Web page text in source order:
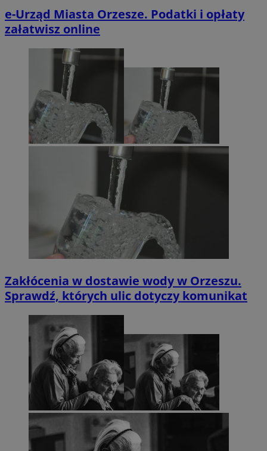
e-Urząd Miasta Orzesze. Podatki i opłaty
załatwisz online
Zakłócenia w dostawie wody w Orzeszu.
Sprawdź, których ulic dotyczy komunikat